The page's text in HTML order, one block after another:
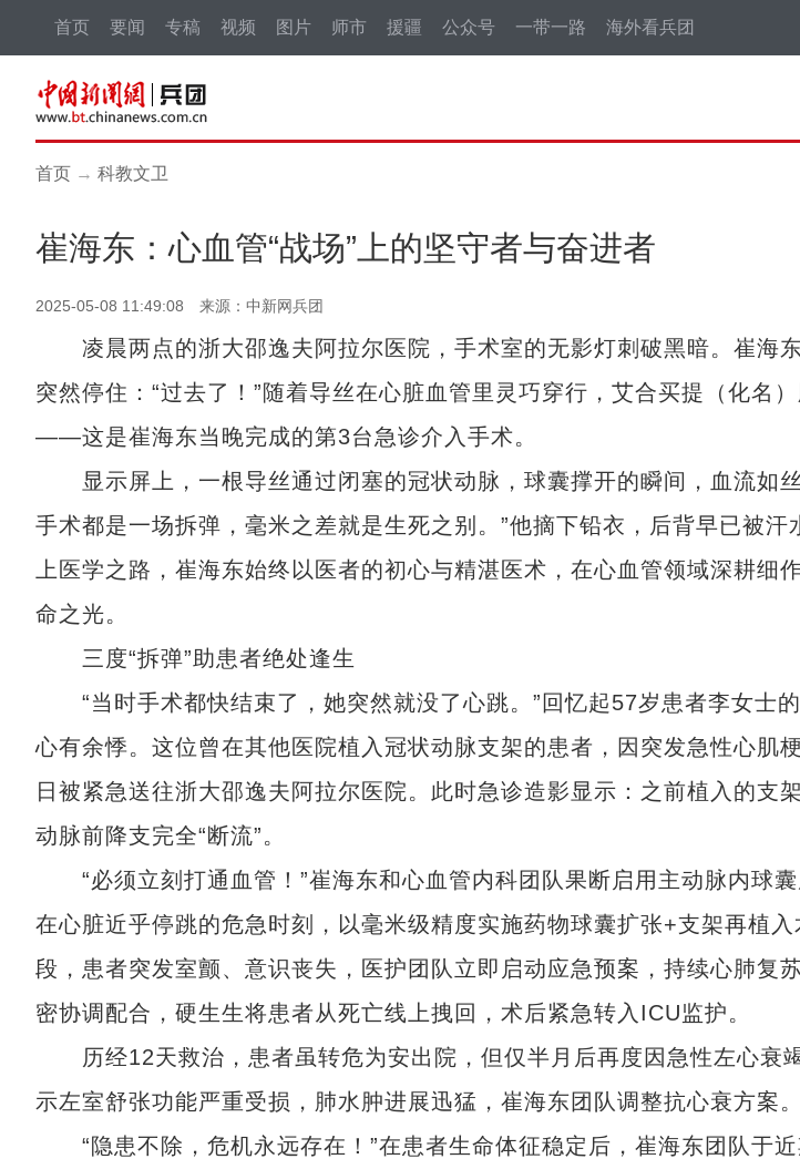
首页 要闻 专稿 视频 图片 师市 援疆 公众号 一带一路 海外看兵团
首页 → 科教文卫
崔海东：心血管“战场”上的坚守者与奋进者
2025-05-08 11:49:08 来源：中新网兵团
凌晨两点的浙大邵逸夫阿拉尔医院，手术室的无影灯刺破黑暗。崔海东
突然停住：“过去了！”随着导丝在心脏血管里灵巧穿行，艾合买提（化名
——这是崔海东当晚完成的第3台急诊介入手术。
显示屏上，一根导丝通过闭塞的冠状动脉，球囊撑开的瞬间，血流如丝
手术都是一场拆弹，毫米之差就是生死之别。”他摘下铅衣，后背早已被汗
上医学之路，崔海东始终以医者的初心与精湛医术，在心血管领域深耕细
命之光。
三度“拆弹”助患者绝处逢生
“当时手术都快结束了，她突然就没了心跳。”回忆起57岁患者李女士
心有余悸。这位曾在其他医院植入冠状动脉支架的患者，因突发急性心肌
日被紧急送往浙大邵逸夫阿拉尔医院。此时急诊造影显示：之前植入的支
动脉前降支完全“断流”。
“必须立刻打通血管！”崔海东和心血管内科团队果断启用主动脉内球囊
在心脏近乎停跳的危急时刻，以毫米级精度实施药物球囊扩张+支架再植
段，患者突发室颤、意识丧失，医护团队立即启动应急预案，持续心肺复
密协调配合，硬生生将患者从死亡线上拽回，术后紧急转入ICU监护。
历经12天救治，患者虽转危为安出院，但仅半月后再度因急性左心衰
示左室舒张功能严重受损，肺水肿进展迅猛，崔海东团队调整抗心衰方案。
“隐患不除，危机永远存在！”在患者生命体征稳定后，崔海东团队于